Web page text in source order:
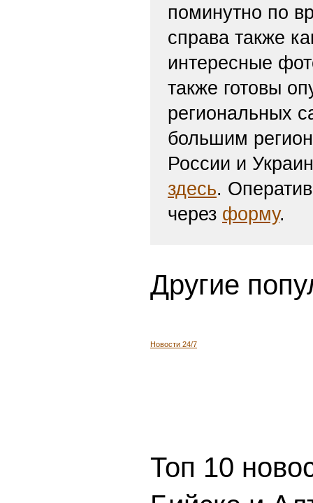
поминутно по
справа также
интересные
также готовы
региональных
большим
России и
здесь.
через форму.
Другие
Новости 24/7
Топ 10